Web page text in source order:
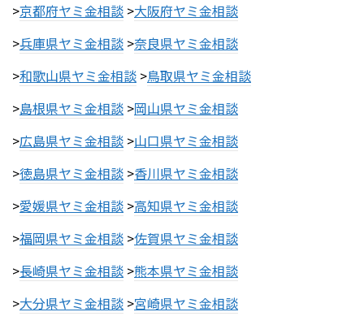
>京都府ヤミ金相談 >大阪府ヤミ金相談
>兵庫県ヤミ金相談 >奈良県ヤミ金相談
>和歌山県ヤミ金相談 >鳥取県ヤミ金相談
>島根県ヤミ金相談 >岡山県ヤミ金相談
>広島県ヤミ金相談 >山口県ヤミ金相談
>徳島県ヤミ金相談 >香川県ヤミ金相談
>愛媛県ヤミ金相談 >高知県ヤミ金相談
>福岡県ヤミ金相談 >佐賀県ヤミ金相談
>長崎県ヤミ金相談 >熊本県ヤミ金相談
>大分県ヤミ金相談 >宮崎県ヤミ金相談